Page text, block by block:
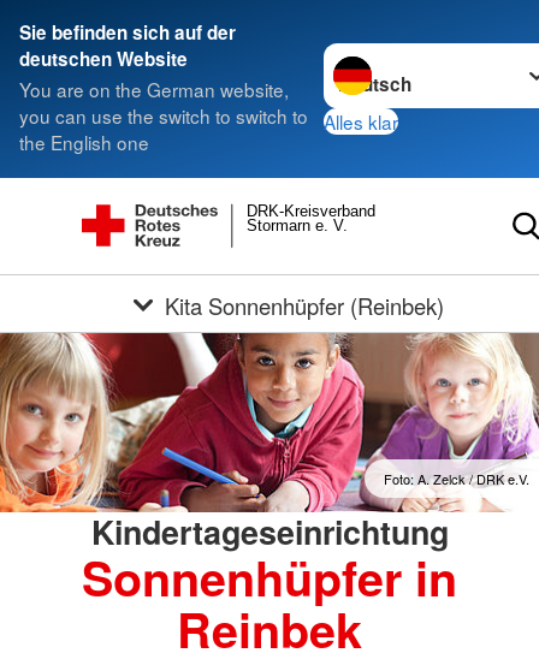
Sie befinden sich auf der
deutschen Website
You are on the German website,
you can use the switch to switch to
the English one
Sprache wechseln zu
Alles klar
Stormarn e. V.
DRK-Kreisverband
Kita Sonnenhüpfer (Reinbek)
Foto: A. Zelck / DRK e.V.
Kindertageseinrichtung
Sonnenhüpfer in
Reinbek